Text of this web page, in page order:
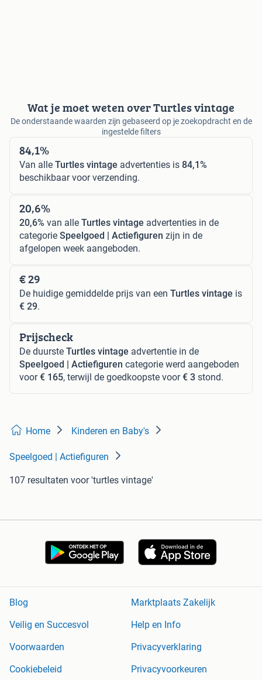
Wat je moet weten over Turtles vintage
De onderstaande waarden zijn gebaseerd op je zoekopdracht en de
ingestelde filters
84,1%
Van alle Turtles vintage advertenties is 84,1%
beschikbaar voor verzending.
20,6%
20,6% van alle Turtles vintage advertenties in de
categorie Speelgoed | Actiefiguren zijn in de
afgelopen week aangeboden.
€ 29
De huidige gemiddelde prijs van een Turtles vintage is
€ 29.
Prijscheck
De duurste Turtles vintage advertentie in de
Speelgoed | Actiefiguren categorie werd aangeboden
voor€ 165, terwijl de goedkoopste voor€ 3 stond.
Home Kinderen en Baby's
Speelgoed | Actiefiguren
107 resultaten voor 'turtles vintage'
Blog
Marktplaats Zakelijk
Veilig en Succesvol
Help en Info
Voorwaarden
Privacyverklaring
Cookiebeleid
Privacyvoorkeuren